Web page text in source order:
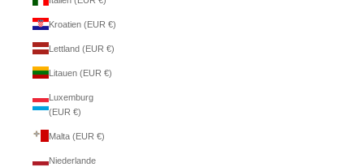
Kroatien (EUR €)
Lettland (EUR €)
Litauen (EUR €)
Luxemburg
(EUR €)
Malta (EUR €)
Niederlande